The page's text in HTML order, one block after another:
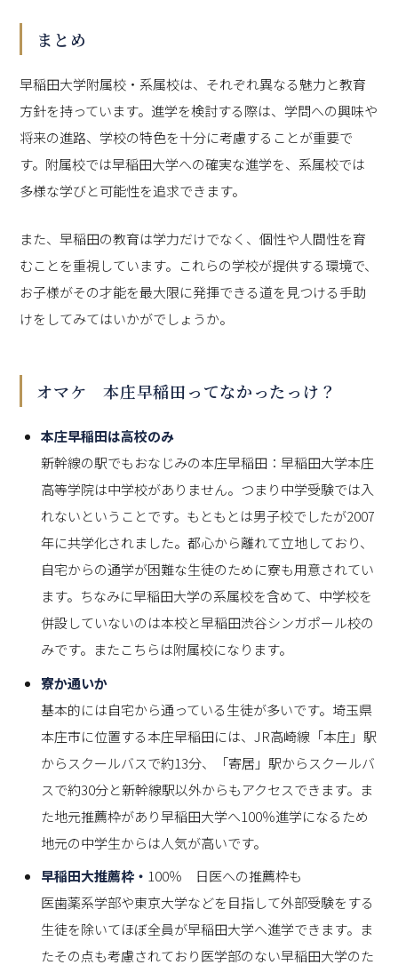
まとめ
早稲田大学附属校・系属校は、それぞれ異なる魅力と教育
方針を持っています。進学を検討する際は、学問への興味や
将来の進路、学校の特色を十分に考慮することが重要で
す。附属校では早稲田大学への確実な進学を、系属校では
多様な学びと可能性を追求できます。
また、早稲田の教育は学力だけでなく、個性や人間性を育
むことを重視しています。これらの学校が提供する環境で、
お子様がその才能を最大限に発揮できる道を見つける手助
けをしてみてはいかがでしょうか。
オマケ 本庄早稲田ってなかったっけ？
本庄早稲田は高校のみ
新幹線の駅でもおなじみの本庄早稲田：早稲田大学本庄
高等学院は中学校がありません。つまり中学受験では入
れないということです。もともとは男子校でしたが2007
年に共学化されました。都心から離れて立地しており、
自宅からの通学が困難な生徒のために寮も用意されてい
ます。ちなみに早稲田大学の系属校を含めて、中学校を
併設していないのは本校と早稲田渋谷シンガポール校の
みです。またこちらは附属校になります。
寮か通いか
基本的には自宅から通っている生徒が多いです。埼玉県
本庄市に位置する本庄早稲田には、JR高崎線「本庄」駅
からスクールバスで約13分、「寄居」駅からスクールバ
スで約30分と新幹線駅以外からもアクセスできます。ま
た地元推薦枠があり早稲田大学へ100％進学になるため
地元の中学生からは人気が高いです。
早稲田大推薦枠 ・ 100％ 日医への推薦枠も
医歯薬系学部や東京大学などを目指して外部受験をする
生徒を除いてほぼ全員が早稲田大学へ進学できます。ま
たその点も考慮されており医学部のない早稲田大学のた